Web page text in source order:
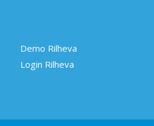
Demo Rilheva
Login Rilheva